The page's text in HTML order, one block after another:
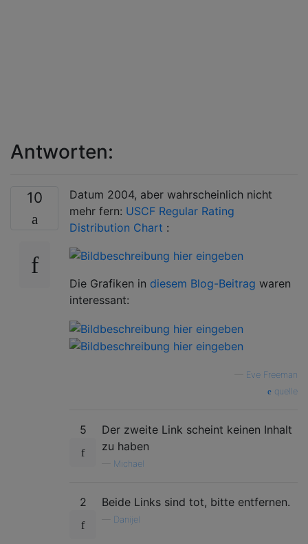
Antworten:
10
Datum 2004, aber wahrscheinlich nicht
mehr fern: USCF Regular Rating
Distribution Chart :
Die Grafiken in diesem Blog-Beitrag waren
interessant:
Eve Freeman
quelle
5
Der zweite Link scheint keinen Inhalt
zu haben
Michael
2 Beide Links sind tot, bitte entfernen.
Danijel